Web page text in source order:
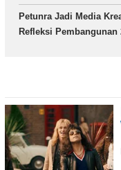
Petunra Jadi Media
Refleksi Pembangunan